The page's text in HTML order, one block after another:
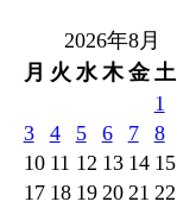
2026年8月
月 火 水 木 金 土
1
3
4 5 6 7 8
10 11 12 13 14 15
17 18 19 20 21 22